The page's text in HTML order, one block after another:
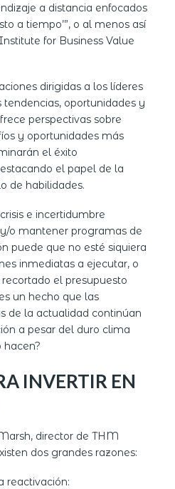
a distancia enfocados
a tiempo’”, o al menos así
for Business Value
dirigidas a los líderes
oportunidades y
perspectivas sobre
y oportunidades más
el éxito
el papel de la
de habilidades.
e incertidumbre
o mantener programas de
puede que no esté siquiera
inmediatas a ejecutar, o
el presupuesto
un hecho que las
de la actualidad continúan
a pesar del duro clima
hacen?
INVERTIR EN
director de THM
dos grandes razones:
reactivación: